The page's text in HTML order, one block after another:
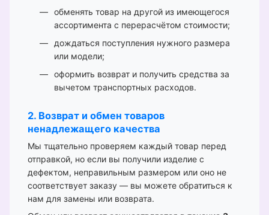
обменять товар на другой из имеющегося
ассортимента с перерасчётом стоимости;
дождаться поступления нужного размера
или модели;
оформить возврат и получить средства за
вычетом транспортных расходов.
2. Возврат и обмен товаров
ненадлежащего качества
Мы тщательно проверяем каждый товар перед
отправкой, но если вы получили изделие с
дефектом, неправильным размером или оно не
соответствует заказу — вы можете обратиться к
нам для замены или возврата.